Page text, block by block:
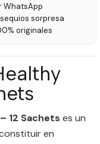
WhatsApp
sorpresa
originales
12 Sachets es un
en